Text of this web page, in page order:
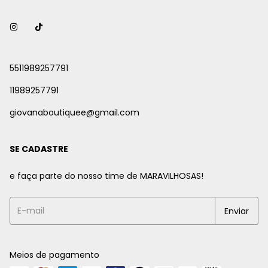
5511989257791
11989257791
giovanaboutiquee@gmail.com
SE CADASTRE
e faça parte do nosso time de MARAVILHOSAS!
Meios de pagamento